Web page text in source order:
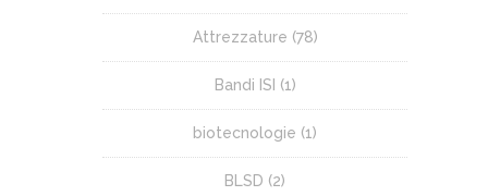
Attrezzature (78)
Bandi ISI (1)
biotecnologie (1)
BLSD (2)